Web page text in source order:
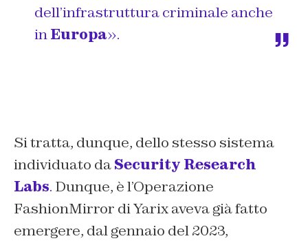
dell’infrastruttura criminale anche
inEuropa».
Si tratta, dunque, dello stesso sistema
individuato daSecurity Research
Labs. Dunque, è l’Operazione
FashionMirror di Yarix aveva già fatto
emergere, dal gennaio del 2023,